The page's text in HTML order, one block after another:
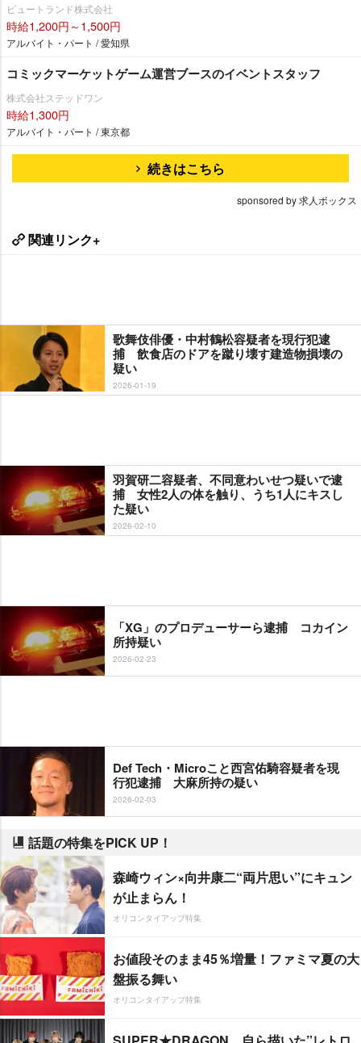
ビュートランド株式会社
時給1,200円～1,500円
アルバイト・パート / 愛知県
コミックマーケットゲーム運営ブースのイベントスタッフ
株式会社ステッドワン
時給1,300円
アルバイト・パート / 東京都
続きはこちら
sponsored by 求人ボックス
関連リンク+
歌舞伎俳優・中村鶴松容疑者を現行犯逮
捕 飲食店のドアを蹴り壊す建造物損壊の
疑い
2026-01-19
羽賀研二容疑者、不同意わいせつ疑いで逮
捕 女性2人の体を触り、うち1人にキスし
た疑い
2026-02-10
「XG」のプロデューサーら逮捕 コカイン
所持疑い
2026-02-23
Def Tech・Microこと西宮佑騎容疑者を現
行犯逮捕 大麻所持の疑い
2026-02-03
話題の特集をPICK UP！
森崎ウィン×向井康二“両片思い”にキュン
が止まらん！
オリコンタイアップ特集
お値段そのまま45％増量！ファミマ夏の大
盤振る舞い
オリコンタイアップ特集